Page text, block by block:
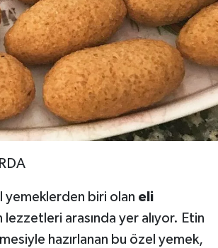
yemeklerden biri olan eli
arasında yer alıyor. Etin
hazırlanan bu özel yemek,